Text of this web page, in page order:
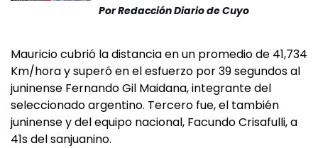
PorRedacción Diario de Cuyo
Mauricio cubrió la distancia en un promedio de 41,734
Km/hora y superó en el esfuerzo por 39 segundos al
juninense Fernando Gil Maidana, integrante del
seleccionado argentino. Tercero fue, el también
juninense y del equipo nacional, Facundo Crisafulli, a
41s del sanjuanino.